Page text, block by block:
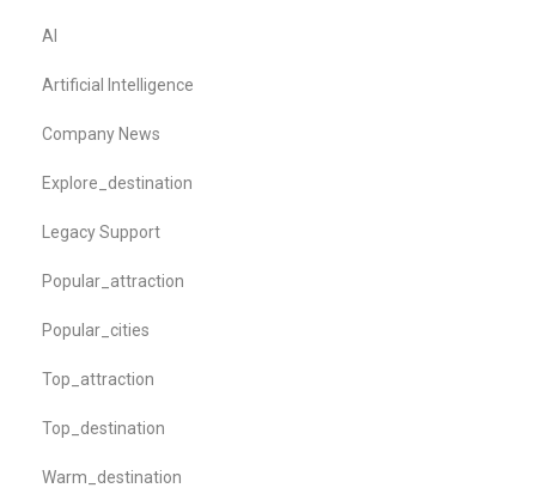
AI
Artificial Intelligence
Company News
Explore_destination
Legacy Support
Popular_attraction
Popular_cities
Top_attraction
Top_destination
Warm_destination